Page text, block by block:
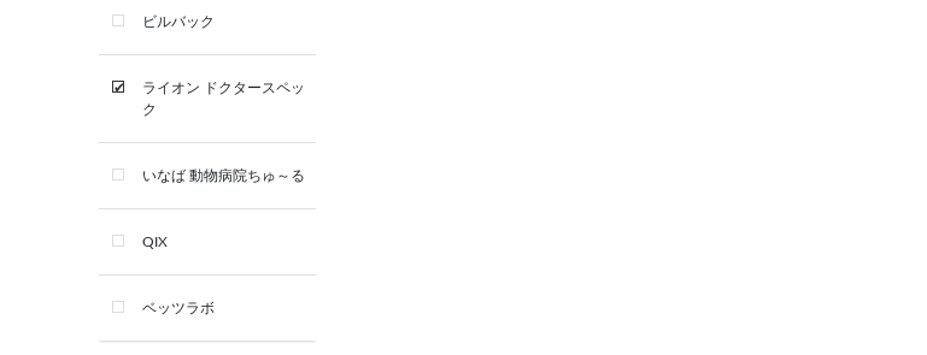
シャンプー・スキンケア用品
ビルバック
ライオン ドクタースペッ
ク
いなば 動物病院ちゅ～る
QIX
ベッツラボ